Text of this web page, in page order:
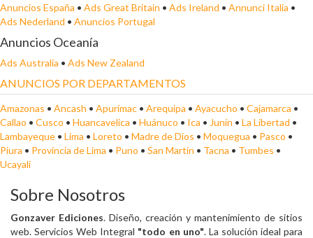
Anuncios España • Ads Great Britain • Ads Ireland • Annunci Italia •
Ads Nederland • Anuncios Portugal
Anuncios Oceanía
Ads Australia • Ads New Zealand
ANUNCIOS POR DEPARTAMENTOS
Amazonas • Ancash • Apurímac • Arequipa • Ayacucho • Cajamarca •
Callao • Cusco • Huancavelica • Huánuco • Ica • Junín • La Libertad •
Lambayeque • Lima • Loreto • Madre de Dios • Moquegua • Pasco •
Piura • Provincia de Lima • Puno • San Martín • Tacna • Tumbes •
Ucayali
Sobre Nosotros
Gonzaver Ediciones. Diseño, creación y mantenimiento de sitios
web. Servicios Web Integral "todo en uno". La solución ideal para